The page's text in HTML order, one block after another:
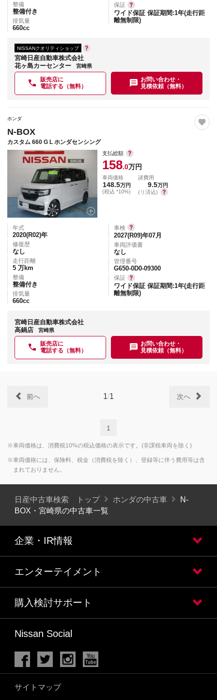
整備
整備付き
排気量
660cc
保証
ワイド保証 保証期間:1年(走行距
離無制限)
NISSANクオリティショップ
宮崎日産自動車株式会社
花ヶ島カーセンター
宮崎県
販売店に
電話する（無料）
お問い合わせ・
見積依頼（無料）
ホンダ
N-BOX
カスタム 660 G L ホンダセンシング
支払総額
158.0万円
車両価格
148.5万円
(税込 *10%)
諸費用
9.5万円
(リ済込)
年式
2020(R02)年
修復歴
なし
走行距離
5 万km
整備
整備付き
排気量
660cc
車検
2027(R09)年07月
車両評価書
なし
管理番号
G650-0D0-09300
保証
ワイド保証 保証期間:1年(走行距
離無制限)
宮崎日産自動車株式会社
高鍋店
宮崎県
販売店に
電話する（無料）
お問い合わせ・
見積依頼（無料）
1/1
前へ 次へ
1
※車両価格は、消費税10%の税込価格の表示です。(非課税車両を除く)
※車両価格には、保険料、税金（消費税を除く）、登録等に伴う費用等は含
まれておりません。
日産中古車検索 トップ ホンダの中古車
N-
BOX・宮崎県の中古車一覧
企業・IR情報
エンターテイメント
購入検討サポート
Nissan Social
サイトマップ